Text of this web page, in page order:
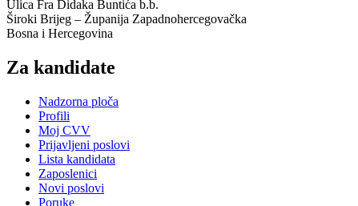
Ulica Fra Didaka Buntića b.b.
Široki Brijeg – Županija Zapadnohercegovačka
Bosna i Hercegovina
Za kandidate
Nadzorna ploča
Profili
Moj CVV
Prijavljeni poslovi
Lista kandidata
Zaposlenici
Novi poslovi
Poruke